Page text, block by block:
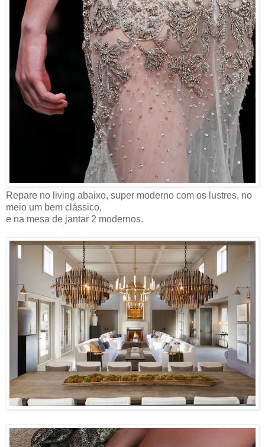
Repare no living abaixo, super moderno com os lustres, no
meio um bem clássico,
e na mesa de jantar 2 modernos.